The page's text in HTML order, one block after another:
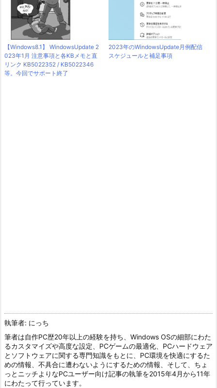
【Windows8.1】 WindowsUpdate 2
023年1月 注意事項と各KBメモと直
リンク KB5022352 / KB5022346
等。今回でサポート終了
2023年のWindowsUpdate月例配信
スケジュールと補足事項
執筆者: にっち
筆者は自作PC歴20年以上の経験を持ち、Windows OSの細部にわた
るカスタマイズや高度な設定、PCゲームの最適化、PCハードウェア
とソフトウェアに関する専門知識をもとに、PC環境を快適にするた
めの情報、不具合に遭わないようにするための情報、そして、ちょ
っとニッチよりなPCユーザー向け記事の執筆を2015年4月から11年
にわたって行っています。